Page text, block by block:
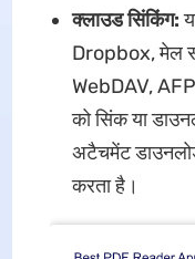
क्लाउड सिंकिंग:
Dropbox, मेल
WebDAV,
को सिंक या
अटैचमेंट
करता है।